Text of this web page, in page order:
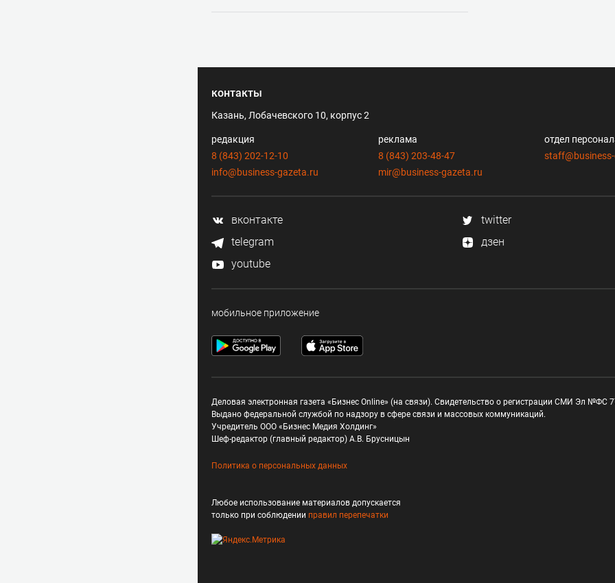
контакты
Казань, Лобачевского 10, корпус 2
редакция
8 (843) 202-12-10
info@business-gazeta.ru
реклама
8 (843) 203-48-47
mir@business-gazeta.ru
отдел
вконтакте
twitter
telegram
дзен
youtube
мобильное приложение
Деловая электронная газета «Бизнес Online» (на связи). Свидетельство о регистрации СМИ Эл №ФС
Выдано федеральной службой по надзору в сфере связи и массовых коммуникаций.
Учредитель ООО «Бизнес Медия Холдинг»
Шеф-редактор (главный редактор) А.В. Брусницын
Политика о персональных данных
Любое использование материалов допускается
только при соблюдении правил перепечатки